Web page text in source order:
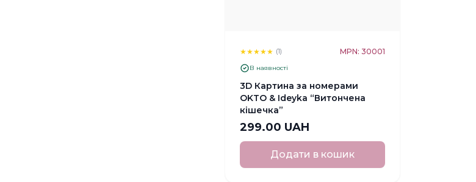
★★★★★ (1) MPN: 30001
В наявності
3D Картина за номерами
OKTO & Ideyka “Витончена
кішечка”
299.00 UAH
Додати в кошик